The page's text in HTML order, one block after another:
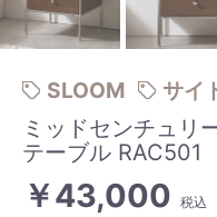
SLOOM
サイ
ミッドセンチュリ
テーブル RAC501
￥43,000 税込